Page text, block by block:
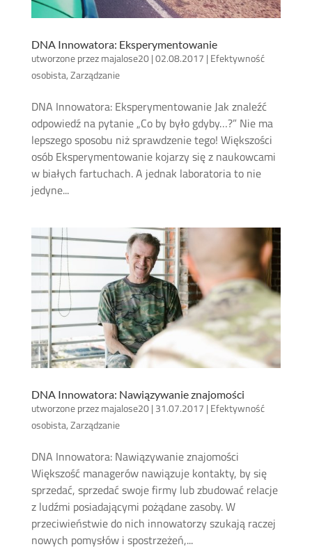
DNA Innowatora: Eksperymentowanie
utworzone przezmajalose20|02.08.2017 | Efektywność
osobista,Zarządzanie
DNA Innowatora: Eksperymentowanie Jak znaleźć
odpowiedź na pytanie „Co by było gdyby…?” Nie ma
lepszego sposobu niż sprawdzenie tego! Większości
osób Eksperymentowanie kojarzy się z naukowcami
w białych fartuchach. A jednak laboratoria to nie
jedyne...
DNA Innowatora: Nawiązywanie znajomości
utworzone przezmajalose20| 31.07.2017 | Efektywność
osobista,Zarządzanie
DNA Innowatora: Nawiązywanie znajomości
Większość managerów nawiązuje kontakty, by się
sprzedać, sprzedać swoje firmy lub zbudować relacje
z ludźmi posiadającymi pożądane zasoby. W
przeciwieństwie do nich innowatorzy szukają raczej
nowych pomysłów i spostrzeżeń,...